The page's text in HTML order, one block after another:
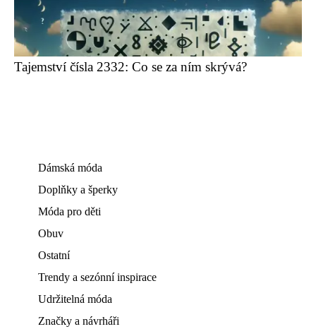
Tajemství čísla 2332: Co se za ním skrývá?
Dámská móda
Doplňky a šperky
Móda pro děti
Obuv
Ostatní
Trendy a sezónní inspirace
Udržitelná móda
Značky a návrháři